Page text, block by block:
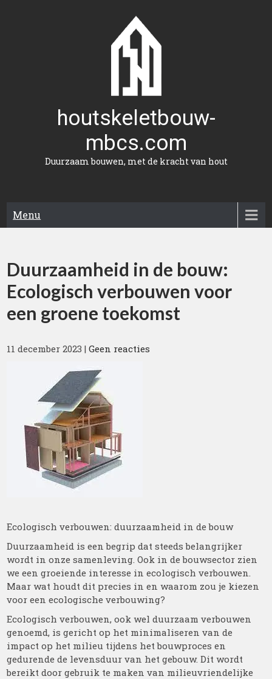
houtskeletbouw-
mbcs.com
Duurzaam bouwen, met de kracht van hout
Menu
Duurzaamheid in de bouw:
Ecologisch verbouwen voor
een groene toekomst
11 december 2023 |Geen reacties
Ecologisch verbouwen: duurzaamheid in de bouw
Duurzaamheid is een begrip dat steeds belangrijker
wordt in onze samenleving. Ook in de bouwsector zien
we een groeiende interesse in ecologisch verbouwen.
Maar wat houdt dit precies in en waarom zou je kiezen
voor een ecologische verbouwing?
Ecologisch verbouwen, ook wel duurzaam verbouwen
genoemd, is gericht op het minimaliseren van de
impact op het milieu tijdens het bouwproces en
gedurende de levensduur van het gebouw. Dit wordt
bereikt door gebruik te maken van milieuvriendelijke